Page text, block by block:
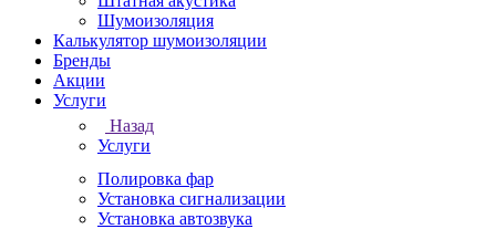
Шумоизоляция
Калькулятор шумоизоляции
Бренды
Акции
Услуги
Назад
Услуги
Полировка фар
Установка сигнализации
Установка автозвука